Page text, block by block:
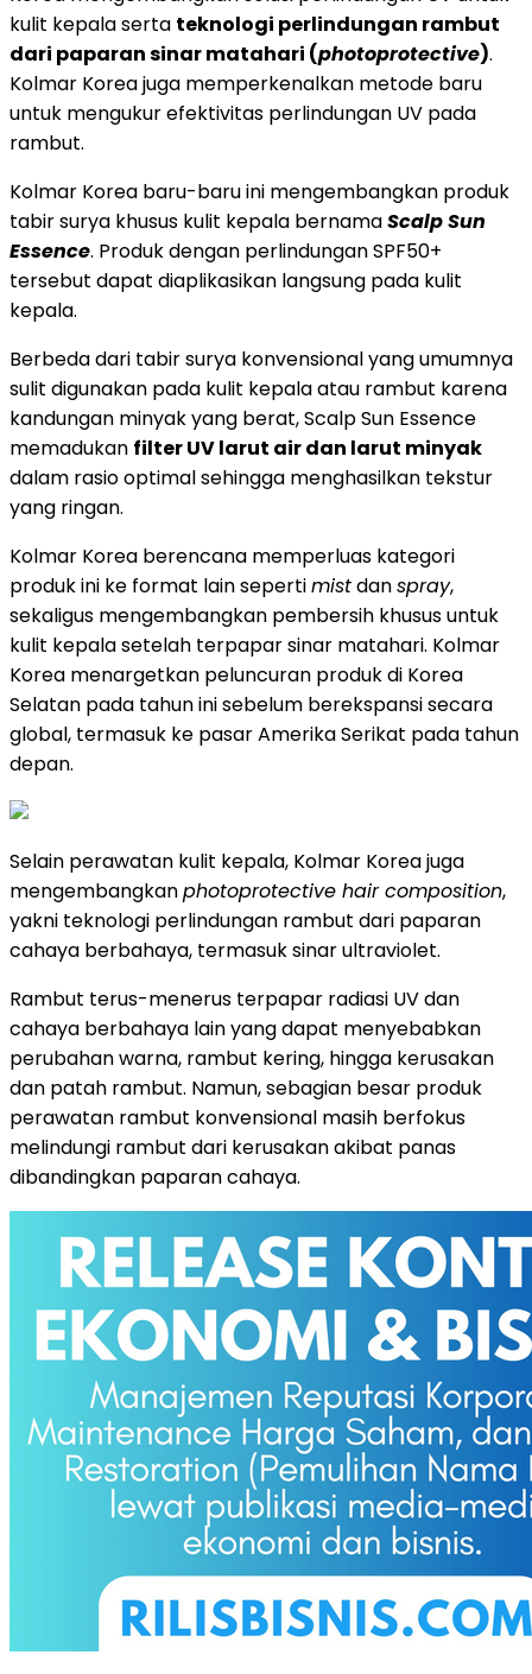
kulit kepala serta teknologi perlindungan rambut
dari paparan sinar matahari (photoprotective).
Kolmar Korea juga memperkenalkan metode baru
untuk mengukur efektivitas perlindungan UV pada
rambut.
Kolmar Korea baru-baru ini mengembangkan produk
tabir surya khusus kulit kepala bernamaScalp Sun
Essence. Produk dengan perlindungan SPF50+
tersebut dapat diaplikasikan langsung pada kulit
kepala.
Berbeda dari tabir surya konvensional yang umumnya
sulit digunakan pada kulit kepala atau rambut karena
kandungan minyak yang berat, Scalp Sun Essence
memadukan filter UV larut air dan larut minyak
dalam rasio optimal sehingga menghasilkan tekstur
yang ringan.
Kolmar Korea berencana memperluas kategori
produk ini ke format lain sepertimistdanspray,
sekaligus mengembangkan pembersih khusus untuk
kulit kepala setelah terpapar sinar matahari. Kolmar
Korea menargetkan peluncuran produk di Korea
Selatan pada tahun ini sebelum berekspansi secara
global, termasuk ke pasar Amerika Serikat pada tahun
depan.
Selain perawatan kulit kepala, Kolmar Korea juga
mengembangkanphotoprotective hair composition,
yakni teknologi perlindungan rambut dari paparan
cahaya berbahaya, termasuk sinar ultraviolet.
Rambut terus-menerus terpapar radiasi UV dan
cahaya berbahaya lain yang dapat menyebabkan
perubahan warna, rambut kering, hingga kerusakan
dan patah rambut. Namun, sebagian besar produk
perawatan rambut konvensional masih berfokus
melindungi rambut dari kerusakan akibat panas
dibandingkan paparan cahaya.